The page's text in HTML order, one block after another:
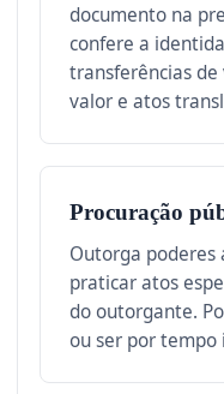
documento na
confere a
transferências
valor e atos
Procuração
Outorga
praticar atos
do outorgante.
ou ser por